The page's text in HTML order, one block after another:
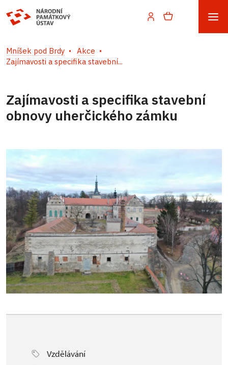
Mníšek pod Brdy
Akce
Zajímavosti a specifika stavební...
Zajímavosti a specifika stavební
obnovy uherčického zámku
Vzdělávání